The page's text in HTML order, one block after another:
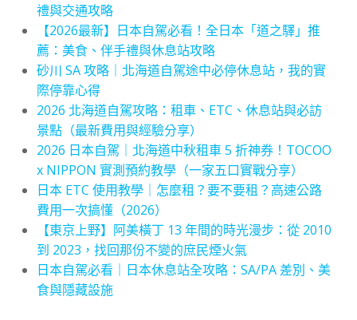
禮與交通攻略
【2026最新】日本自駕必看！全日本「道之驛」推
薦：美食、伴手禮與休息站攻略
砂川 SA 攻略｜北海道自駕途中必停休息站，我的實
際停靠心得
2026 北海道自駕攻略：租車、ETC、休息站與必訪
景點（最新費用與經驗分享）
2026 日本自駕｜北海道中秋租車 5 折神券！TOCOO
x NIPPON 實測預約教學（一家五口實戰分享）
日本 ETC 使用教學｜怎麼租？要不要租？高速公路
費用一次搞懂（2026）
【東京上野】阿美橫丁 13 年間的時光漫步：從 2010
到 2023，找回那份不變的庶民煙火氣
日本自駕必看｜日本休息站全攻略：SA/PA 差別、美
食與隱藏設施